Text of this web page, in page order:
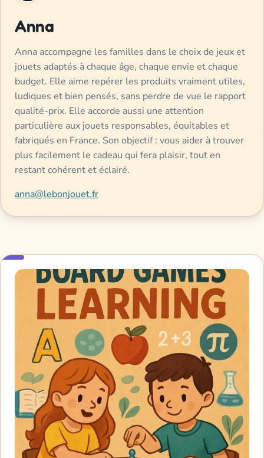
Anna
Anna accompagne les familles dans le choix de jeux et
jouets adaptés à chaque âge, chaque envie et chaque
budget. Elle aime repérer les produits vraiment utiles,
ludiques et bien pensés, sans perdre de vue le rapport
qualité-prix. Elle accorde aussi une attention
particulière aux jouets responsables, équitables et
fabriqués en France. Son objectif : vous aider à trouver
plus facilement le cadeau qui fera plaisir, tout en
restant cohérent et éclairé.
anna@lebonjouet.fr